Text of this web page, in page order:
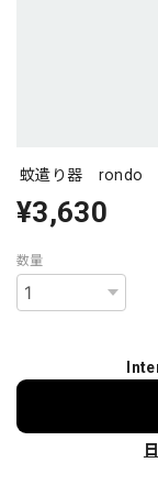
蚊遣り器 rondo
¥3,630
数量